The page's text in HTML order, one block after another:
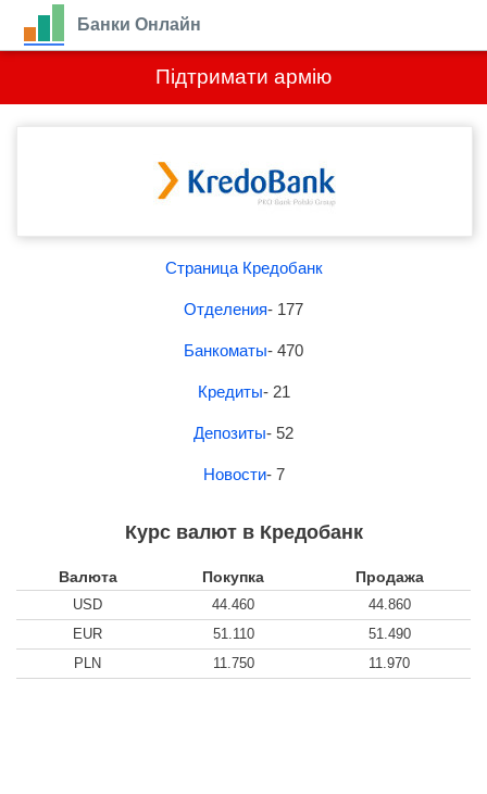
Підтримати армію
Банки Онлайн
Страница Кредобанк
Отделения- 177
Банкоматы- 470
Кредиты- 21
Депозиты- 52
Новости- 7
Курс валют в Кредобанк
Валюта Покупка Продажа
USD 44.460
44.860
EUR
51.110
51.490
PLN
11.750 11.970